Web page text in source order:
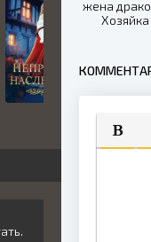
жена
Хозяйка